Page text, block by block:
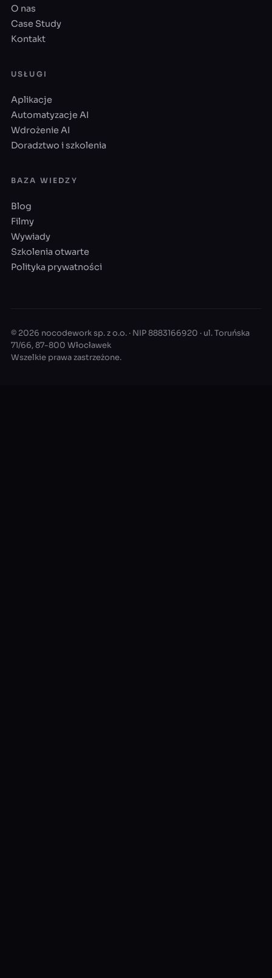
O nas
Case Study
Kontakt
USŁUGI
Aplikacje
Automatyzacje AI
Wdrożenie AI
Doradztwo i szkolenia
BAZA WIEDZY
Blog
Filmy
Wywiady
Szkolenia otwarte
Polityka prywatności
© 2026 nocodework sp. z o.o. · NIP 8883166920 · ul. Toruńska
71/66, 87-800 Włocławek
Wszelkie prawa zastrzeżone.